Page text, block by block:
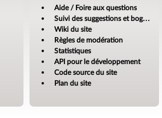
Aide / Foire aux questions
Suivi des suggestions et bogues
Wiki du site
Règles de modération
Statistiques
API pour le développement
Code source du site
Plan du site